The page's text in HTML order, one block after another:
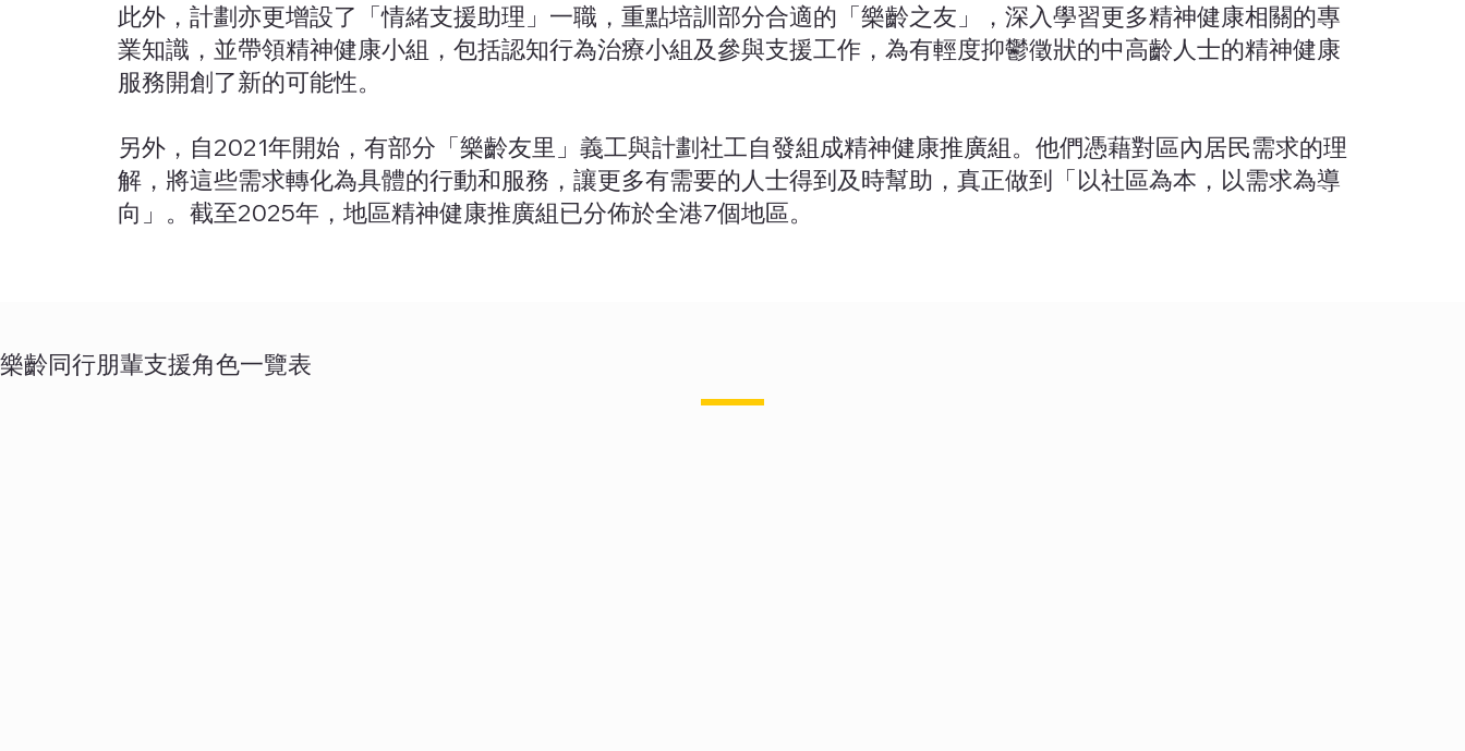
此外，計劃亦更增設了「情緒支援助理」一職，重點培訓部分合適的「樂齡之友」，深入學習更多精神健康相關的專
業知識，並帶領精神健康小組，包括認知行為治療小組及參與支援工作，為有輕度抑鬱徵狀的中高齡人士的精神健康
服務開創了新的可能性。
另外，自2021年開始，有部分「樂齡友里」義工與計劃社工自發組成精神健康推廣組。他們憑藉對區內居民需求的理
解，將這些需求轉化為具體的行動和服務，讓更多有需要的人士得到及時幫助，真正做到「以社區為本，以需求為導
向」。截至2025年，地區精神健康推廣組已分佈於全港7個地區。
樂齡同行朋輩支援角色一覽表